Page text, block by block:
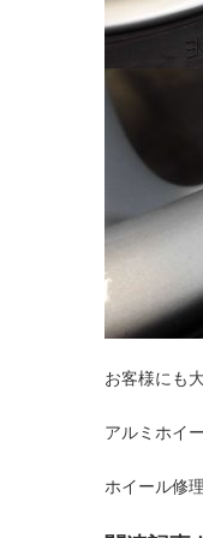
お客様にも
アルミホイ
ホイール修